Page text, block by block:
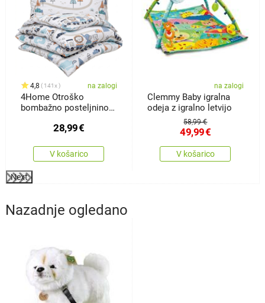
4,8 141x na zalogi
4Home Otroško
bombažno posteljnino
cm, 70 x 90 cm
28,99€
V košarico
na zalogi
Clemmy Baby igralna
odeja z igralno letvijo
58,99 €
49,99€
V košarico
Next
Nazadnje ogledano